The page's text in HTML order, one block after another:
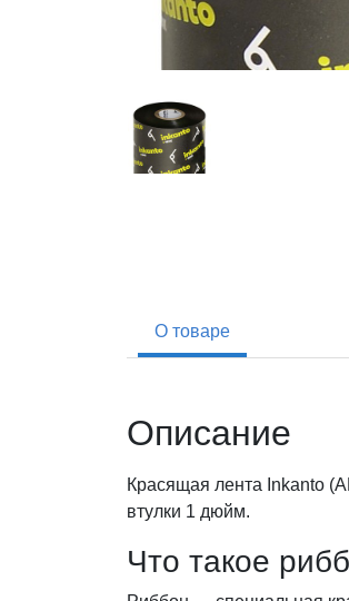
О товаре
Описание
Красящая лента Inkanto
втулки 1 дюйм.
Что такое